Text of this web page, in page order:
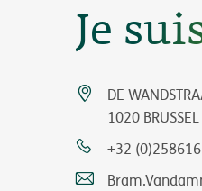
Je
DE
1020 BRUSSEL
+32